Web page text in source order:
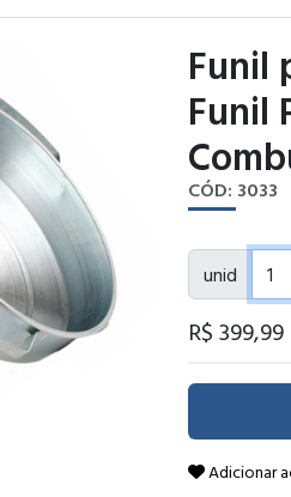
Funil
Funil
CÓD: 3033
unid
R$ 399,99
Adicionar